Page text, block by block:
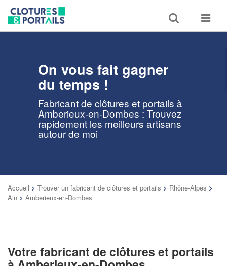
Toggle
search
Toggle
On vous fait gagner
du temps !
Fabricant de clôtures et portails à
Amberieux-en-Dombes : Trouvez
rapidement les meilleurs artisans
autour de moi
Accueil > Trouver un fabricant de clôtures et portails > Rhône-Alpes >
Ain > Amberieux-en-Dombes
Votre fabricant de clôtures et portails